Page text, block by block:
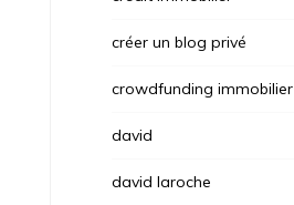
créer un blog privé
crowdfunding immobilier
david
david laroche